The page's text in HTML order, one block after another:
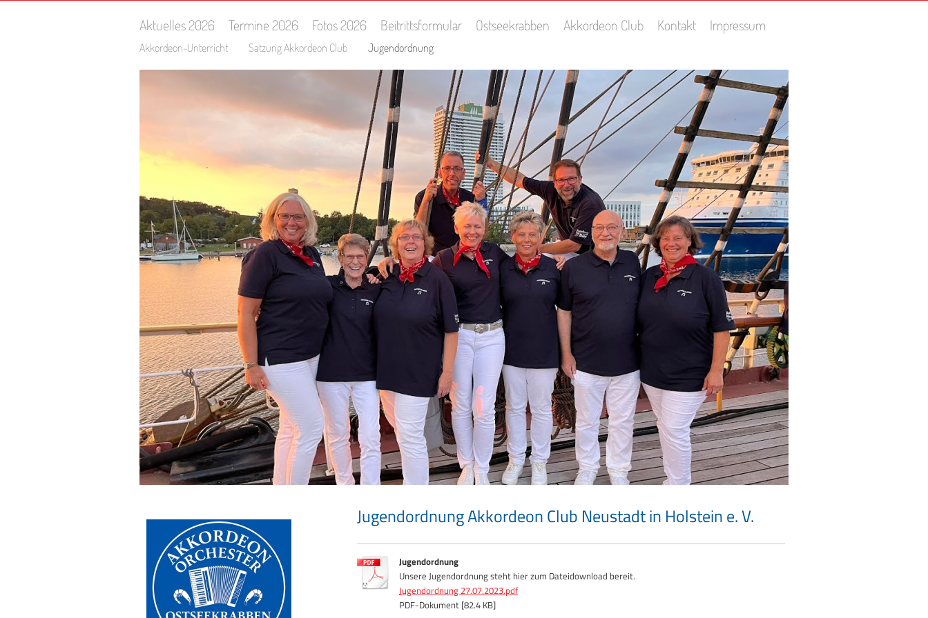
Aktuelles 2026 Termine 2026 Fotos 2026 Beitrittsformular Ostseekrabben Akkordeon Club Kontakt Impressum
Akkordeon-Unterricht Satzung Akkordeon Club Jugendordnung
Jugendordnung Akkordeon Club Neustadt in Holstein e. V.
Jugendordnung
Unsere Jugendordnung steht hier zum Dateidownload bereit.
Jugendordnung 27.07.2023.pdf
PDF-Dokument [82.4 KB]